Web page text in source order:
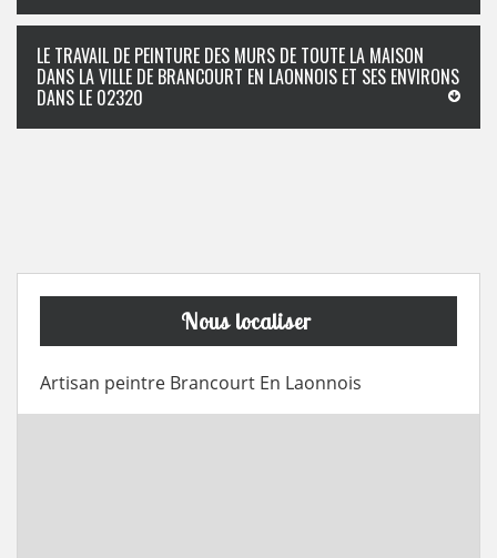
LE TRAVAIL DE PEINTURE DES MURS DE TOUTE LA MAISON
DANS LA VILLE DE BRANCOURT EN LAONNOIS ET SES ENVIRONS
DANS LE 02320
Nous localiser
Artisan peintre Brancourt En Laonnois